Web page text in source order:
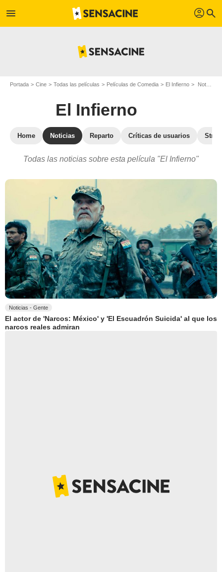
menu profil search
Portada Cine Todas las películas Películas de Comedia El Infierno Noticias para El Infierno
El Infierno
Home Noticias Reparto Críticas de usuarios
Todas las noticias sobre esta película "El Infierno"
Noticias - Gente
El actor de 'Narcos: México' y 'El Escuadrón Suicida' al que los
narcos reales admiran